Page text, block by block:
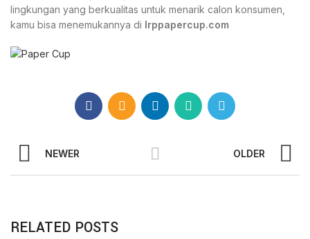
lingkungan yang berkualitas untuk menarik calon konsumen,
kamu bisa menemukannya di Irppapercup.com
NEWER OLDER
RELATED POSTS